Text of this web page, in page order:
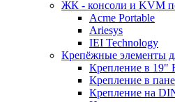
ЖК - консоли и KVM
Acme Portable
Ariesys
IEI Technology
Крепёжные элементы
Крепление в 19"
Крепление в
Крепление на